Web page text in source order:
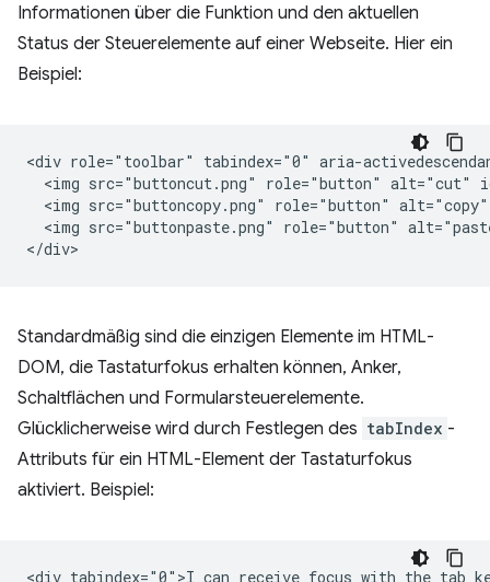
Informationen über die Funktion und den aktuellen
Status der Steuerelemente auf einer Webseite. Hier ein
Beispiel:
<div role="toolbar" tabindex="0" aria-
<img src="buttoncut.png" role="button" alt="cut"
<img src="buttoncopy.png" role="button"
<img src="buttonpaste.png" role="button"
Standardmäßig sind die einzigen Elemente im HTML-
DOM, die Tastaturfokus erhalten können, Anker,
Schaltflächen und Formularsteuerelemente.
Glücklicherweise wird durch Festlegen des tabIndex -
Attributs für ein HTML-Element der Tastaturfokus
aktiviert. Beispiel: